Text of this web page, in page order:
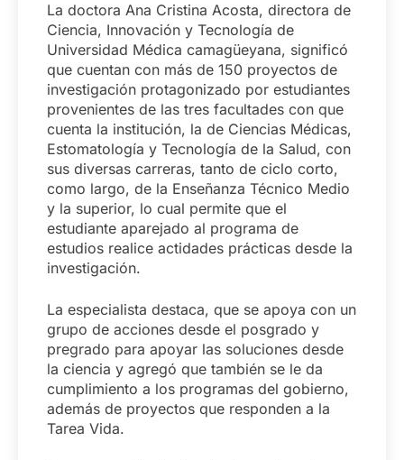
La doctora Ana Cristina Acosta, directora de
Ciencia, Innovación y Tecnología de
Universidad Médica camagüeyana, significó
que cuentan con más de 150 proyectos de
investigación protagonizado por estudiantes
provenientes de las tres facultades con que
cuenta la institución, la de Ciencias Médicas,
Estomatología y Tecnología de la Salud, con
sus diversas carreras, tanto de ciclo corto,
como largo, de la Enseñanza Técnico Medio
y la superior, lo cual permite que el
estudiante aparejado al programa de
estudios realice actidades prácticas desde la
investigación.
La especialista destaca, que se apoya con un
grupo de acciones desde el posgrado y
pregrado para apoyar las soluciones desde
la ciencia y agregó que también se le da
cumplimiento a los programas del gobierno,
además de proyectos que responden a la
Tarea Vida.